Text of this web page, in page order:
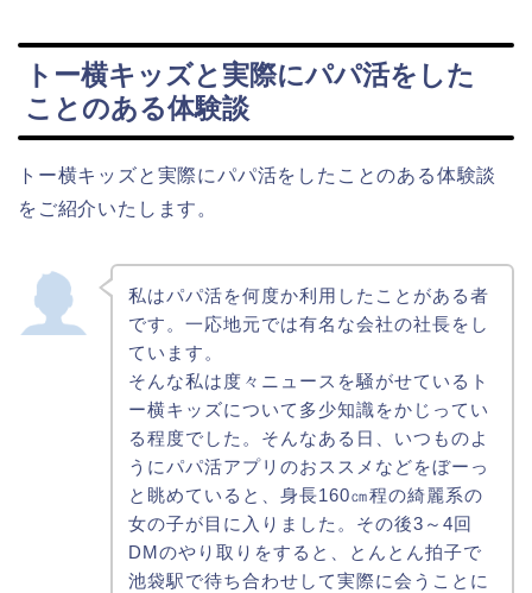
トー横キッズと実際にパパ活をした
ことのある体験談
トー横キッズと実際にパパ活をしたことのある体験談
をご紹介いたします。
私はパパ活を何度か利用したことがある者
です。一応地元では有名な会社の社長をし
ています。
そんな私は度々ニュースを騒がせているト
ー横キッズについて多少知識をかじってい
る程度でした。そんなある日、いつものよ
うにパパ活アプリのおススメなどをぼーっ
と眺めていると、身長160㎝程の綺麗系の
女の子が目に入りました。その後3～4回
DMのやり取りをすると、とんとん拍子で
池袋駅で待ち合わせして実際に会うことに